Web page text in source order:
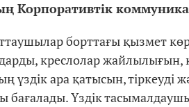
Корпоративтік
борттағы қызмет
креслолар
үздік ара қатысын,
бағалады. Үздік